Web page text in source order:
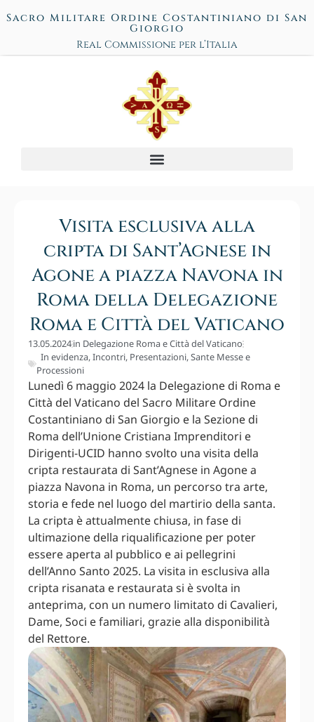
Sacro Militare Ordine Costantiniano di San
Giorgio
Real Commissione per l’Italia
Visita esclusiva alla
cripta di Sant’Agnese in
Agone a piazza Navona in
Roma della Delegazione
Roma e Città del Vaticano
13.05.2024in Delegazione Roma e Città del Vaticano
In evidenza,Incontri, Presentazioni,Sante Messe e
Processioni
Lunedì 6 maggio 2024 la Delegazione di Roma e
Città del Vaticano del Sacro Militare Ordine
Costantiniano di San Giorgio e la Sezione di
Roma dell’Unione Cristiana Imprenditori e
Dirigenti-UCID hanno svolto una visita della
cripta restaurata di Sant’Agnese in Agone a
piazza Navona in Roma, un percorso tra arte,
storia e fede nel luogo del martirio della santa.
La cripta è attualmente chiusa, in fase di
ultimazione della riqualificazione per poter
essere aperta al pubblico e ai pellegrini
dell’Anno Santo 2025. La visita in esclusiva alla
cripta risanata e restaurata si è svolta in
anteprima, con un numero limitato di Cavalieri,
Dame, Soci e familiari, grazie alla disponibilità
del Rettore.